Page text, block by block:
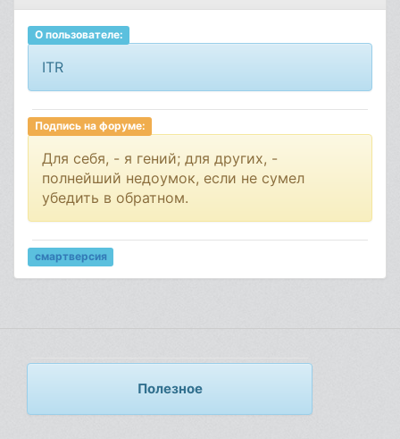
О пользователе:
ITR
Подпись на форуме:
Для себя, - я гений; для других, -
полнейший недоумок, если не сумел
убедить в обратном.
смартверсия
Полезное